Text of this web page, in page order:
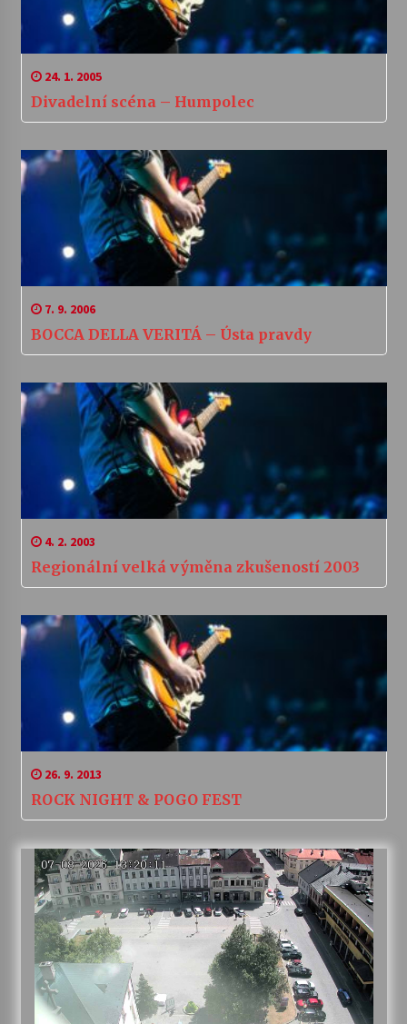
24. 1. 2005
Divadelní scéna – Humpolec
7. 9. 2006
BOCCA DELLA VERITÁ – Ústa pravdy
4. 2. 2003
Regionální velká výměna zkušeností 2003
26. 9. 2013
ROCK NIGHT & POGO FEST